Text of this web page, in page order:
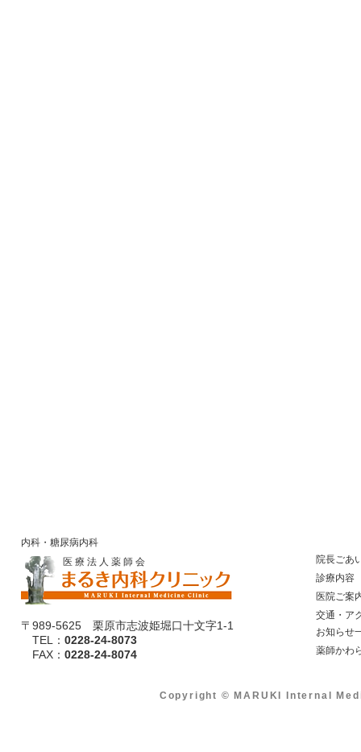
内科・糖尿病内科
医 療 法 人 薬 師 会
〒989-5625 栗原市志波姫堀口十文字1-1
TEL： 0228-24-8073
​ FAX： 0228-24-8074
院長ごあ
診療内容
医院ご案
交通・ア
お知らせ
薬師かわ
Copyright © MARUKI Internal